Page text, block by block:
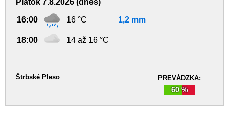
16:00 16 °C 1,2 mm
18:00 14 až 16 °C
PREVÁDZKA:
60 %
Štrbské Pleso